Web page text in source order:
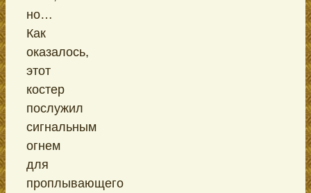
но…
Как
оказалось,
этот
костер
послужил
сигнальным
огнем
для
проплывающего